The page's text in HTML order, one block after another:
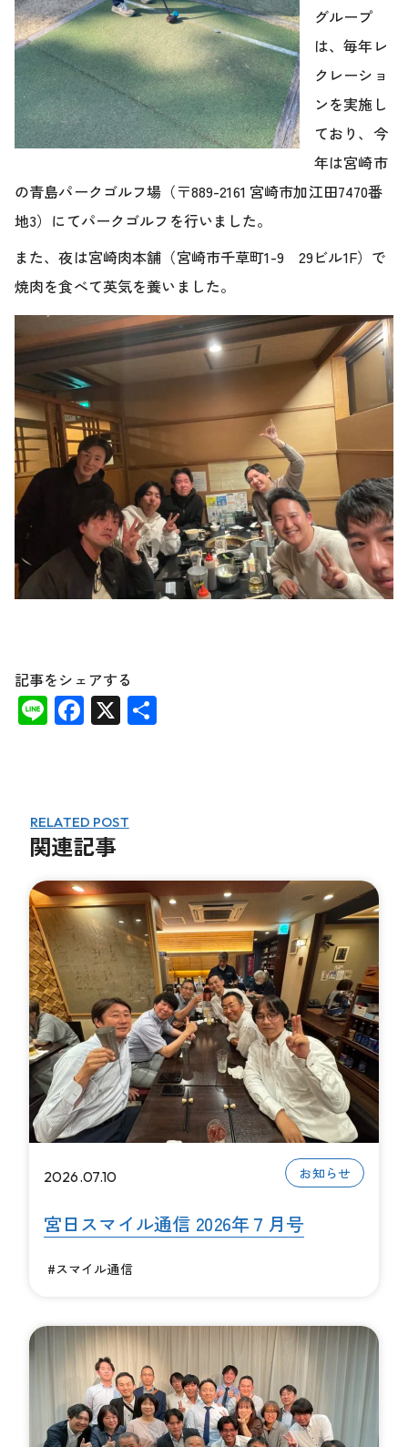
グループ
は、毎年レ
クレーショ
ンを実施し
ており、今
年は宮崎市
の青島パークゴルフ場（〒889-2161 宮崎市加江田7470番
地3）にてパークゴルフを行いました。
また、夜は宮崎肉本舗（宮崎市千草町1-9 29ビル1F）で
焼肉を食べて英気を養いました。
記事をシェアする
Li F
o
o
k
X
RELATED POST
関連記事
2026.07.10 お知らせ
宮日スマイル通信 2026年７月号
#スマイル通信